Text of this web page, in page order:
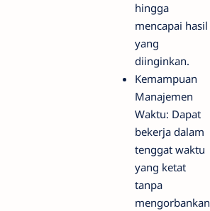
hingga
mencapai hasil
yang
diinginkan.
Kemampuan
Manajemen
Waktu: Dapat
bekerja dalam
tenggat waktu
yang ketat
tanpa
mengorbankan